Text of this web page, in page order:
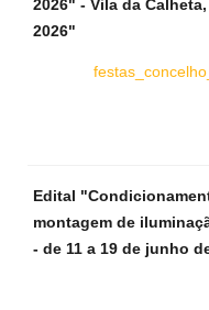
2026" - Vila da
2026"
Edital
montagem de
- de 11 a 19 de junho